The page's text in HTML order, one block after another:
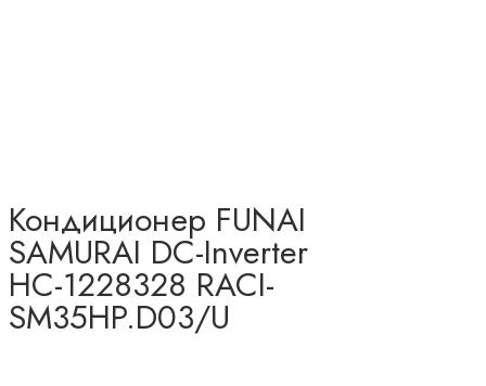
Кондиционер FUNAI
SAMURAI DC-Inverter
НС-1228328 RACI-
SM35HP.D03/U